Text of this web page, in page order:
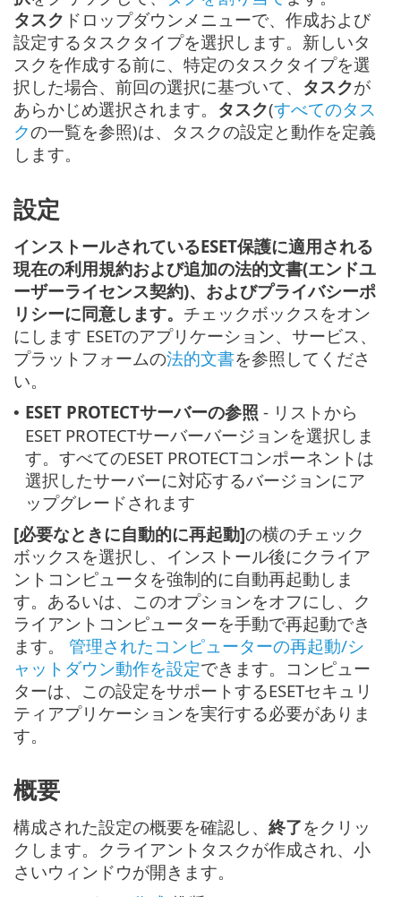
タスク ドロップダウンメニューで、作成および
設定するタスクタイプを選択します。新しいタ
スクを作成する前に、特定のタスクタイプを選
択した場合、前回の選択に基づいて、 タスクが
あらかじめ選択されます。 タスク(すべてのタス
クの一覧を参照)は、タスクの設定と動作を定義
します。
設定
インストールされているESET保護に適用される
現在の利用規約および追加の法的文書(エンドユ
ーザーライセンス契約)、およびプライバシーポ
リシーに同意します。 チェックボックスをオン
にします ESETのアプリケーション、サービス、
プラットフォームの法的文書を参照してくださ
い。
• ESET PROTECTサーバーの参照 - リストから
ESET PROTECTサーバーバージョンを選択しま
す。すべてのESET PROTECTコンポーネントは
選択したサーバーに対応するバージョンにア
ップグレードされます
[必要なときに自動的に再起動]の横のチェック
ボックスを選択し、インストール後にクライア
ントコンピュータを強制的に自動再起動しま
す。あるいは、このオプションをオフにし、ク
ライアントコンピューターを手動で再起動でき
ます。 管理されたコンピューターの再起動/シ
ャットダウン動作を設定できます。コンピュー
ターは、この設定をサポートするESETセキュリ
ティアプリケーションを実行する必要がありま
す。
概要
構成された設定の概要を確認し、 終了をクリッ
クします。クライアントタスクが作成され、小
さいウィンドウが開きます。